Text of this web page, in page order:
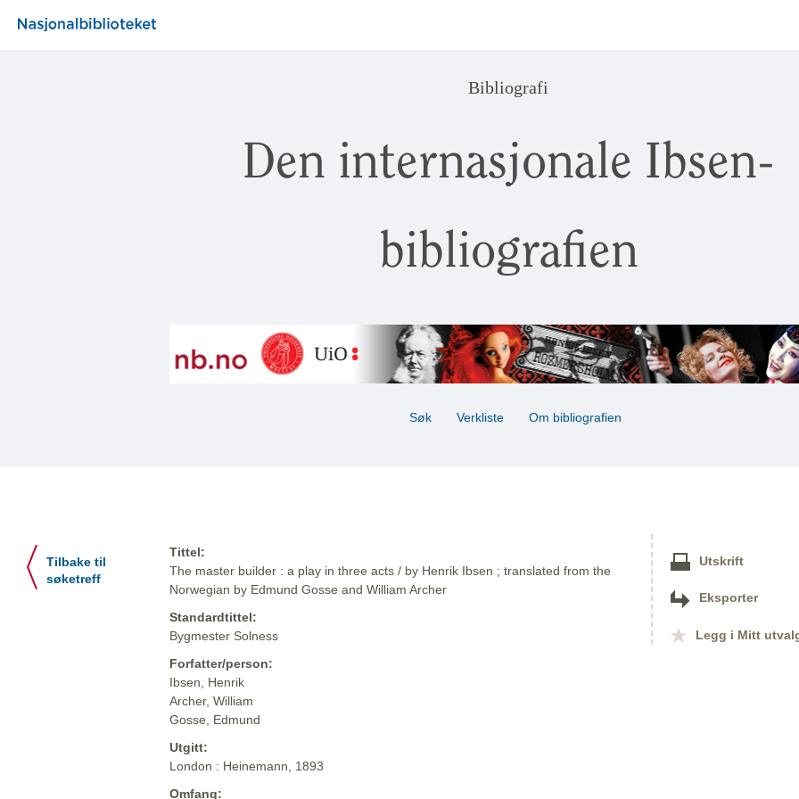
Bibliografi
Den internasjonale Ibsen-
bibliografien
Søk Verkliste Om bibliografien
Tilbake til
søketreff
Tittel:
The master builder : a play in three acts / by Henrik Ibsen ; translated from the
Norwegian by Edmund Gosse and William Archer
Standardtittel:
Bygmester Solness
Forfatter/person:
Ibsen, Henrik
Archer, William
Gosse, Edmund
Utgitt:
London : Heinemann, 1893
Omfang:
Utskrift
Eksporter
Legg i Mitt